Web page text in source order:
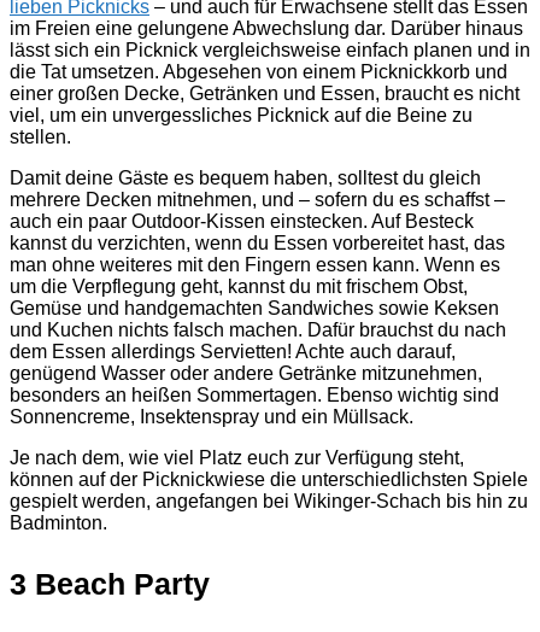
lieben Picknicks – und auch für Erwachsene stellt das Essen
im Freien eine gelungene Abwechslung dar. Darüber hinaus
lässt sich ein Picknick vergleichsweise einfach planen und in
die Tat umsetzen. Abgesehen von einem Picknickkorb und
einer großen Decke, Getränken und Essen, braucht es nicht
viel, um ein unvergessliches Picknick auf die Beine zu
stellen.
Damit deine Gäste es bequem haben, solltest du gleich
mehrere Decken mitnehmen, und – sofern du es schaffst –
auch ein paar Outdoor-Kissen einstecken. Auf Besteck
kannst du verzichten, wenn du Essen vorbereitet hast, das
man ohne weiteres mit den Fingern essen kann. Wenn es
um die Verpflegung geht, kannst du mit frischem Obst,
Gemüse und handgemachten Sandwiches sowie Keksen
und Kuchen nichts falsch machen. Dafür brauchst du nach
dem Essen allerdings Servietten! Achte auch darauf,
genügend Wasser oder andere Getränke mitzunehmen,
besonders an heißen Sommertagen. Ebenso wichtig sind
Sonnencreme, Insektenspray und ein Müllsack.
Je nach dem, wie viel Platz euch zur Verfügung steht,
können auf der Picknickwiese die unterschiedlichsten Spiele
gespielt werden, angefangen bei Wikinger-Schach bis hin zu
Badminton.
3 Beach Party